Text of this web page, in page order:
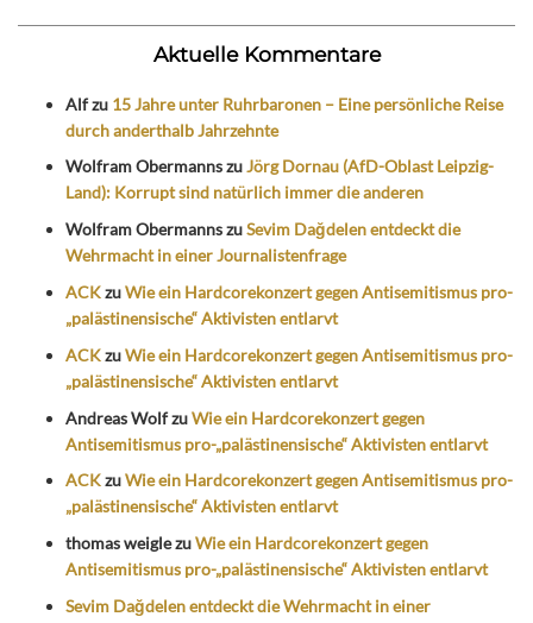
Aktuelle Kommentare
Alfzu 15 Jahre unter Ruhrbaronen – Eine persönliche Reise
durch anderthalb Jahrzehnte
Wolfram ObermannszuJörg Dornau (AfD-Oblast Leipzig-
Land): Korrupt sind natürlich immer die anderen
Wolfram ObermannszuSevim Dağdelen entdeckt die
Wehrmacht in einer Journalistenfrage
ACKzuWie ein Hardcorekonzert gegen Antisemitismus pro-
„palästinensische“ Aktivisten entlarvt
ACKzuWie ein Hardcorekonzert gegen Antisemitismus pro-
„palästinensische“ Aktivisten entlarvt
Andreas WolfzuWie ein Hardcorekonzert gegen
Antisemitismus pro-„palästinensische“ Aktivisten entlarvt
ACKzuWie ein Hardcorekonzert gegen Antisemitismus pro-
„palästinensische“ Aktivisten entlarvt
thomas weiglezuWie ein Hardcorekonzert gegen
Antisemitismus pro-„palästinensische“ Aktivisten entlarvt
Sevim Dağdelen entdeckt die Wehrmacht in einer